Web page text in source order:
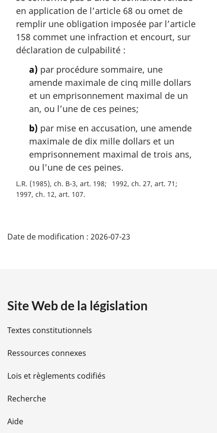
m
a
g
i
en application de l’article 68 ou omet de
remplir une obligation imposée par l’article
158 commet une infraction et encourt, sur
déclaration de culpabilité :
a) par procédure sommaire, une
amende maximale de cinq mille dollars
et un emprisonnement maximal de un
an, ou l’une de ces peines;
b) par mise en accusation, une amende
maximale de dix mille dollars et un
emprisonnement maximal de trois ans,
ou l’une de ces peines.
L.R. (1985), ch. B-3, art. 198
1992, ch. 27, art. 71
1997, ch. 12, art. 107
é
i
l
s
d
e
l
Date de modification : 2026-07-23
Site Web de la législation
Textes constitutionnels
Ressources connexes
Lois et règlements codifiés
Recherche
Aide